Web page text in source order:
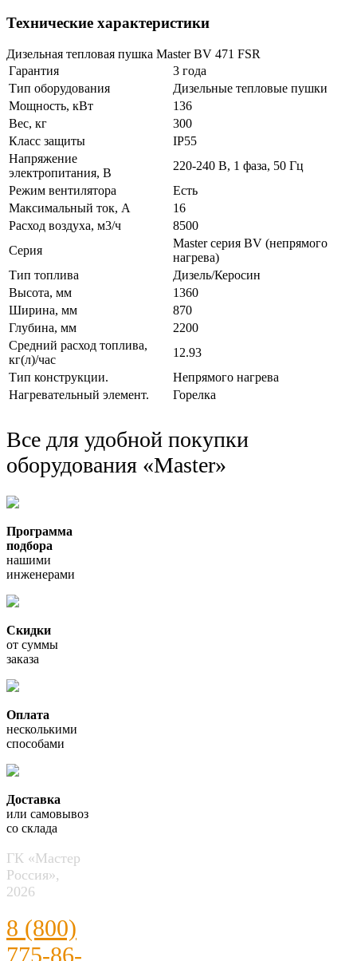
Технические характеристики
Дизельная тепловая пушка Master BV 471 FSR
Гарантия
3 года
Тип оборудования
Дизельные тепловые пушки
Мощность, кВт
136
Вес, кг
300
Класс защиты
IP55
Напряжение
электропитания, В
220-240 В, 1 фаза, 50 Гц
Режим вентилятора
Есть
Максимальный ток, A
16
Расход воздуха, м3/ч
8500
Серия
Master серия BV (непрямого
нагрева)
Тип топлива
Дизель/Керосин
Высота, мм
1360
Ширина, мм
870
Глубина, мм
2200
Средний расход топлива,
кг(л)/час
12.93
Тип конструкции.
Непрямого нагрева
Нагревательный элемент.
Горелка
Все для удобной покупки
оборудования «Master»
Программа
подбора
нашими
инженерами
Скидки
от суммы
заказа
Оплата
несколькими
способами
Доставка
или самовывоз
со склада
ГК «Мастер
Россия»,
2026
8 (800)
775-86-